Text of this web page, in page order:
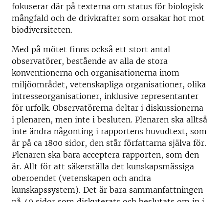
fokuserar där på texterna om status för biologisk
mångfald och de drivkrafter som orsakar hot mot
biodiversiteten.
Med på mötet finns också ett stort antal
observatörer, bestående av alla de stora
konventionerna och organisationerna inom
miljöområdet, vetenskapliga organisationer, olika
intresseorganisationer, inklusive representanter
för urfolk. Observatörerna deltar i diskussionerna
i plenaren, men inte i besluten. Plenaren ska alltså
inte ändra någonting i rapportens huvudtext, som
är på ca 1800 sidor, den står författarna själva för.
Plenaren ska bara acceptera rapporten, som den
är. Allt för att säkerställa det kunskapsmässiga
oberoendet (vetenskapen och andra
kunskapssystem). Det är bara sammanfattningen